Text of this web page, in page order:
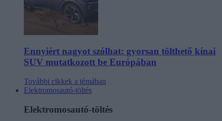
Ennyiért nagyot szólhat: gyorsan tölthető kínai
SUV mutatkozott be Európában
További cikkek a témában
Elektromosautó-töltés
Elektromosautó-töltés